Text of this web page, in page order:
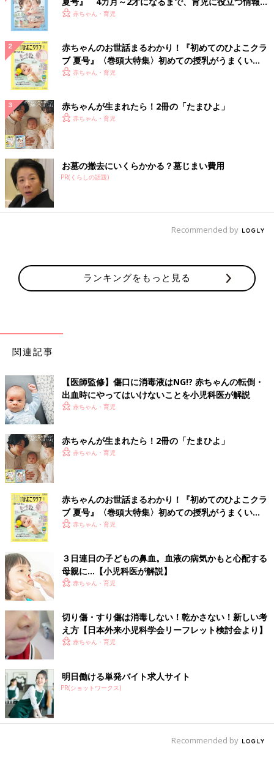
いっぱい！
赤ちゃん・育児
赤ちゃんのお世話まるわかり！『初めてのひよこクラ
ブ 夏号』〈巻頭大特集〉初めての授乳がうまくい
く！ おっぱい・ミルクの基本と夏のトラブル 解決テ
赤ちゃん・育児
赤ちゃんが生まれたら！2冊の「たまひよ」
赤ちゃん・育児
お墓の撤去にいくらかかる？墓じまい費用
PR(くらしの話題)
Recommended by
ランキングをもっと見る
関連記事
【医師監修】傷口に消毒液はNG!? 赤ちゃんの転倒・
出血時にやってはいけないことを小児科医が解説
赤ちゃん・育児
赤ちゃんが生まれたら！2冊の「たまひよ」
赤ちゃん・育児
赤ちゃんのお世話まるわかり！『初めてのひよこクラ
ブ 夏号』〈巻頭大特集〉初めての授乳がうまくい
く！ おっぱい・ミルクの基本と夏のトラブル 解決テ
赤ちゃん・育児
３日連日の子どもの鼻血。血液の病気かもと心配する
母親に…【小児科医が解説】
赤ちゃん・育児
切り傷・すり傷は消毒しない！乾かさない！新しい考
え方【日本外来小児科学会リーフレット検討会より】
赤ちゃん・育児
明日働ける単発バイト求人サイト
PR(ショットワークス)
Recommended by